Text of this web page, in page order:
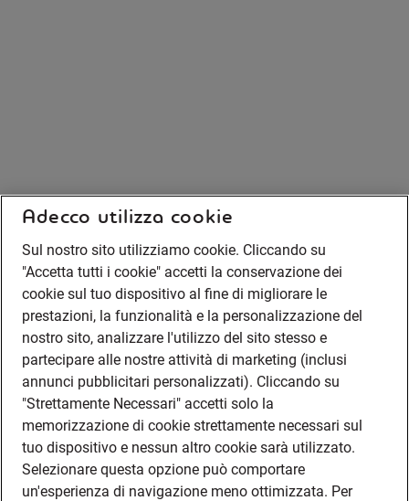
Adecco utilizza cookie
Sul nostro sito utilizziamo cookie. Cliccando su
"Accetta tutti i cookie" accetti la conservazione dei
cookie sul tuo dispositivo al fine di migliorare le
prestazioni, la funzionalità e la personalizzazione del
nostro sito, analizzare l'utilizzo del sito stesso e
partecipare alle nostre attività di marketing (inclusi
annunci pubblicitari personalizzati). Cliccando su
"Strettamente Necessari" accetti solo la
memorizzazione di cookie strettamente necessari sul
tuo dispositivo e nessun altro cookie sarà utilizzato.
Selezionare questa opzione può comportare
un'esperienza di navigazione meno ottimizzata. Per